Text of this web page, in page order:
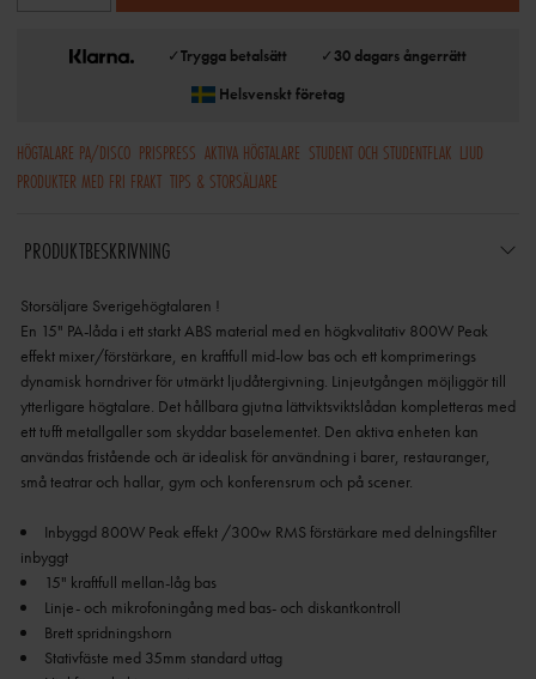
✓Trygga betalsätt ✓30 dagars ångerrätt
Helsvenskt företag
HÖGTALARE PA/DISCO PRISPRESS AKTIVA HÖGTALARE STUDENT OCH STUDENTFLAK LJUD
PRODUKTER MED FRI FRAKT TIPS & STORSÄLJARE
PRODUKTBESKRIVNING
Storsäljare Sverigehögtalaren !
En 15" PA-låda i ett starkt ABS material med en högkvalitativ 800W Peak
effekt mixer/förstärkare, en kraftfull mid-low bas och ett komprimerings
dynamisk horndriver för utmärkt ljudåtergivning. Linjeutgången möjliggör till
ytterligare högtalare. Det hållbara gjutna lättviktsviktslådan kompletteras med
ett tufft metallgaller som skyddar baselementet. Den aktiva enheten kan
användas fristående och är idealisk för användning i barer, restauranger,
små teatrar och hallar, gym och konferensrum och på scener.
Inbyggd 800W Peak effekt /300w RMS förstärkare med delningsfilter
inbyggt
15" kraftfull mellan-låg bas